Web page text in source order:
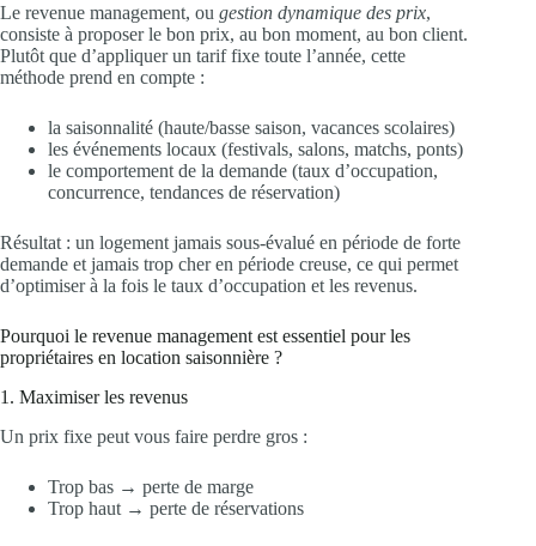
Le revenue management, ou gestion dynamique des prix,
consiste à proposer le bon prix, au bon moment, au bon client.
Plutôt que d’appliquer un tarif fixe toute l’année, cette
méthode prend en compte :
la saisonnalité (haute/basse saison, vacances scolaires)
les événements locaux (festivals, salons, matchs, ponts)
le comportement de la demande (taux d’occupation,
concurrence, tendances de réservation)
Résultat : un logement jamais sous-évalué en période de forte
demande et jamais trop cher en période creuse, ce qui permet
d’optimiser à la fois le taux d’occupation et les revenus.
Pourquoi le revenue management est essentiel pour les
propriétaires en location saisonnière ?
1. Maximiser les revenus
Un prix fixe peut vous faire perdre gros :
Trop bas → perte de marge
Trop haut → perte de réservations